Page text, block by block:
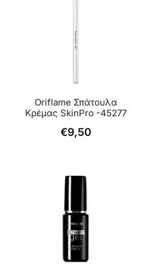
Oriflame Σπάτουλα
Κρέμας SkinPro -45277
€9,50